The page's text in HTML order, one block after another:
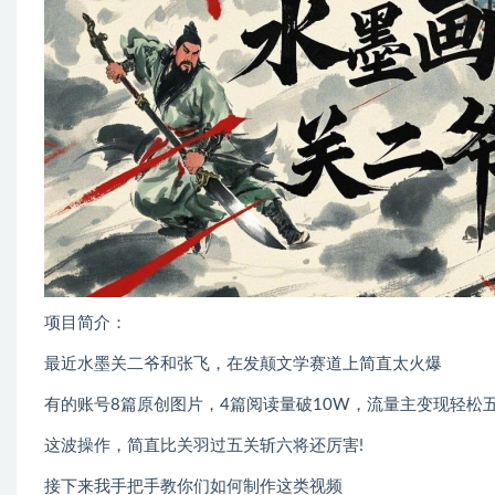
项目简介：
最近水墨关二爷和张飞，在发颠文学赛道上简直太火爆
有的账号8篇原创图片，4篇阅读量破10W，流量主变现轻松
这波操作，简直比关羽过五关斩六将还厉害!
接下来我手把手教你们如何制作这类视频